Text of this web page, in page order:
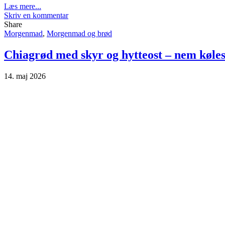
Læs mere...
Skriv en kommentar
Share
Morgenmad, Morgenmad og brød
Chiagrød med skyr og hytteost – nem
14. maj 2026